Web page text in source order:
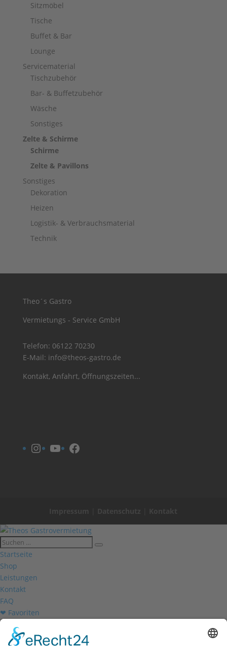
Sitzmöbel
Tische
Buffet & Bar
Lounge
Servicematerial
Tischzubehör
Bar- & Buffetzubehör
Wäsche
Sonstiges
Zelte & Schirme
Schirme
Zelte & Pavillons
Sonstiges
Dekoration
Heizen
Logistik- & Verbrauchsmaterial
Technik
Theo´s Gastro
Vermietungs - Service GmbH
Telefon: 06122 70230
E-Mail: info@theos-gastro.de
Kontakt, Anfahrt, Öffnungszeiten...
Instagram
YouTubeFacebook
Impressum Datenschutz Kontakt
Startseite
Shop
Leistungen
Kontakt
FAQ
❤ Favoriten
Mein Konto